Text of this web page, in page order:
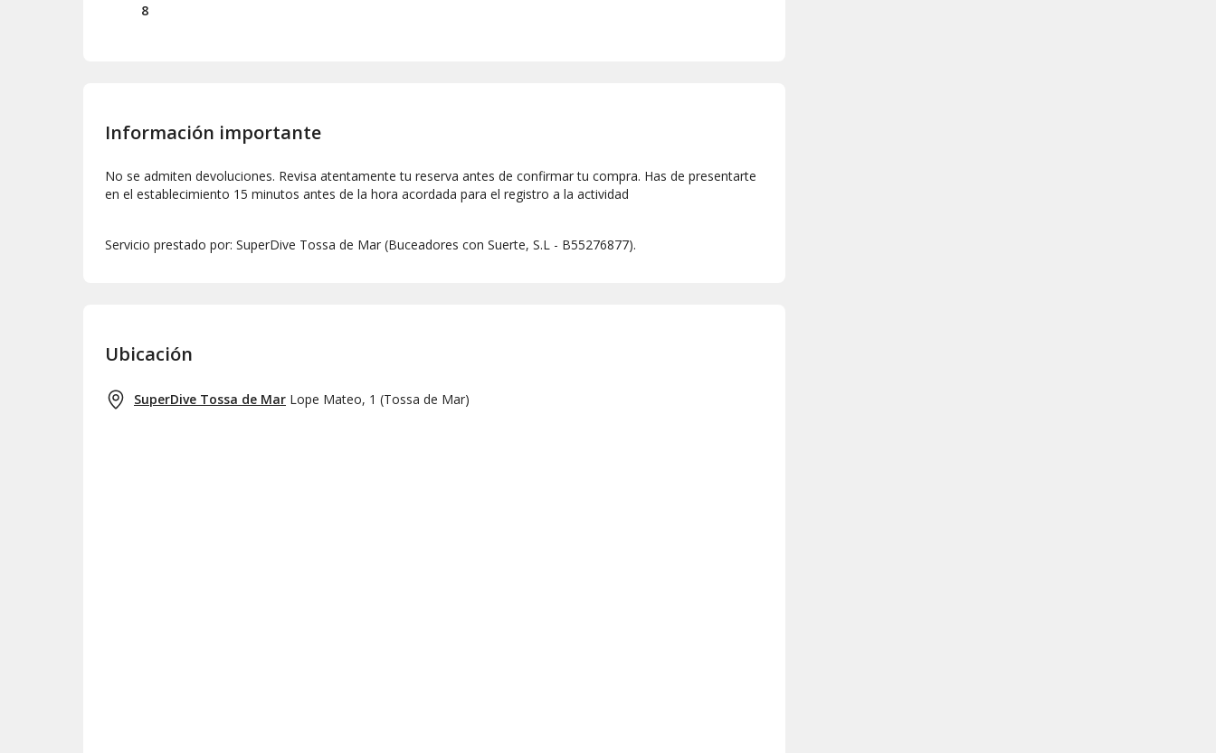
Recuerda:
8
Información importante
No se admiten devoluciones. Revisa atentamente tu reserva antes de confirmar tu compra. Has de presentarte
en el establecimiento 15 minutos antes de la hora acordada para el registro a la actividad
Servicio prestado por: SuperDive Tossa de Mar (Buceadores con Suerte, S.L - B55276877).
Ubicación
SuperDive Tossa de Mar Lope Mateo, 1 (Tossa de Mar)